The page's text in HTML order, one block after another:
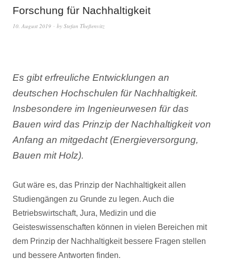
Forschung für Nachhaltigkeit
10. August 2019 by Stefan Theßenvitz
Es gibt erfreuliche Entwicklungen an
deutschen Hochschulen für Nachhaltigkeit.
Insbesondere im Ingenieurwesen für das
Bauen wird das Prinzip der Nachhaltigkeit von
Anfang an mitgedacht (Energieversorgung,
Bauen mit Holz).
Gut wäre es, das Prinzip der Nachhaltigkeit allen
Studiengängen zu Grunde zu legen. Auch die
Betriebswirtschaft, Jura, Medizin und die
Geisteswissenschaften können in vielen Bereichen mit
dem Prinzip der Nachhaltigkeit bessere Fragen stellen
und bessere Antworten finden.